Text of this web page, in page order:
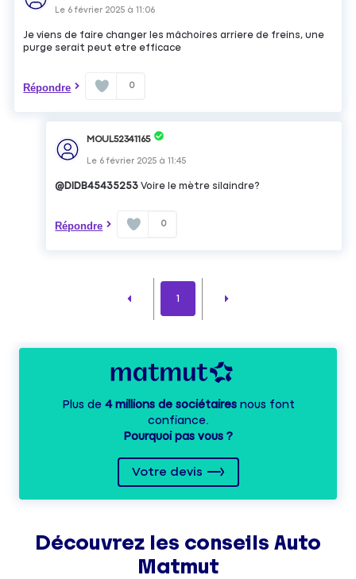
Le 6 février 2025 à11:06
Je viens de faire changer les mâchoires arriere de freins, une
purge serait peut etre efficace
Répondre 0
MOUL52341165
Le 6 février 2025 à11:45
@DIDB45435253Voire le mètre silaindre?
Répondre 0
1
Plus de 4 millions de sociétairesnous font
confiance.
Pourquoi pas vous ?
Votre devis
Découvrez les conseils Auto
Matmut